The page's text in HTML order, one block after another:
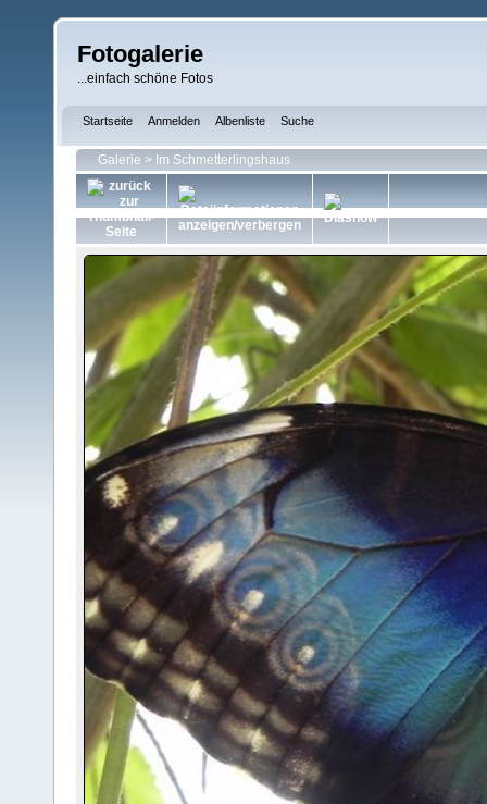
Fotogalerie
...einfach schöne Fotos
Startseite Anmelden Albenliste Suche
Galerie > Im Schmetterlingshaus